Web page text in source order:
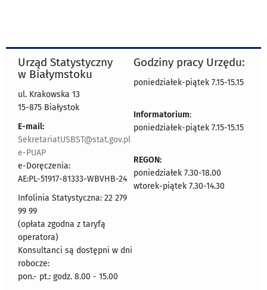
Urząd Statystyczny
w Białymstoku
ul. Krakowska 13
15-875 Białystok
E-mail:
SekretariatUSBST@stat.gov.pl
e-PUAP
e-Doręczenia:
AE:PL-51917-81333-WBVHB-24
Infolinia Statystyczna: 22 279
99 99
(opłata zgodna z taryfą
operatora)
Konsultanci są dostępni w dni
robocze:
pon.- pt.: godz. 8.00 - 15.00
Godziny pracy Urzędu:
poniedziałek-piątek 7.15-15.15
Informatorium:
poniedziałek-piątek 7.15-15.15
REGON:
poniedziałek 7.30-18.00
wtorek-piątek 7.30-14.30